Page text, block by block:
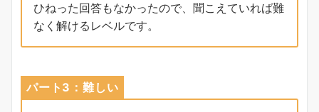
ひねった回答もなかったので、聞こえていれば難
なく解けるレベルです。
パート3：難しい